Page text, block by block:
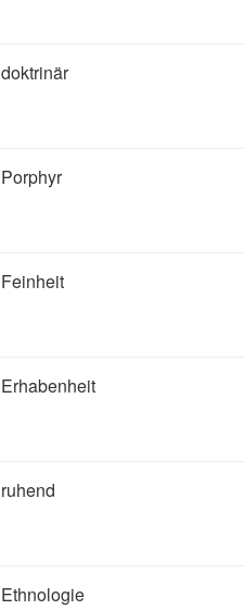
doktrinär
Porphyr
Feinheit
Erhabenheit
ruhend
Ethnologie